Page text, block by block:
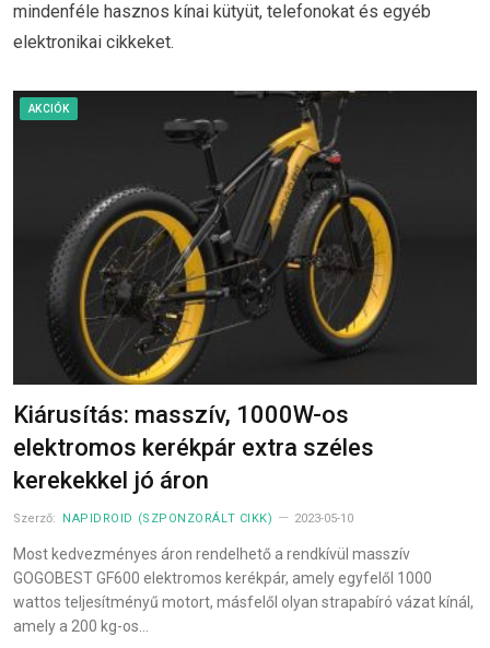
mindenféle hasznos kínai kütyüt, telefonokat és egyéb
elektronikai cikkeket.
AKCIÓK
Kiárusítás: masszív, 1000W-os
elektromos kerékpár extra széles
kerekekkel jó áron
Szerző: NAPIDROID (SZPONZORÁLT CIKK) 2023-05-10
Most kedvezményes áron rendelhető a rendkívül masszív
GOGOBEST GF600 elektromos kerékpár, amely egyfelől 1000
wattos teljesítményű motort, másfelől olyan strapabíró vázat kínál,
amely a 200 kg-os…